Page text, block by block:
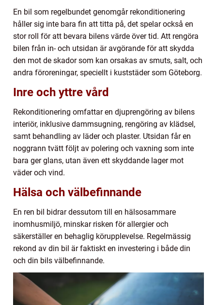
En bil som regelbundet genomgår rekonditionering
håller sig inte bara fin att titta på, det spelar också en
stor roll för att bevara bilens värde över tid. Att rengöra
bilen från in- och utsidan är avgörande för att skydda
den mot de skador som kan orsakas av smuts, salt, och
andra föroreningar, speciellt i kuststäder som Göteborg.
Inre och yttre vård
Rekonditionering omfattar en djuprengöring av bilens
interiör, inklusive dammsugning, rengöring av klädsel,
samt behandling av läder och plaster. Utsidan får en
noggrann tvätt följt av polering och vaxning som inte
bara ger glans, utan även ett skyddande lager mot
väder och vind.
Hälsa och välbefinnande
En ren bil bidrar dessutom till en hälsosammare
inomhusmiljö, minskar risken för allergier och
säkerställer en behaglig körupplevelse. Regelmässig
rekond av din bil är faktiskt en investering i både din
och din bils välbefinnande.